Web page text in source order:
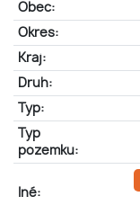
Obec:
Okres:
Kraj:
Druh:
Typ:
Typ
pozemku:
Iné: